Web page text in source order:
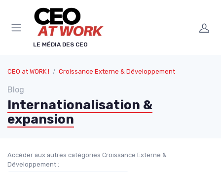
LE MÉDIA DES CEO
CEO at WORK ! Croissance Externe & Développement
Blog
Internationalisation &
expansion
Accéder aux autres catégories Croissance Externe &
Développement :
Panneau de gestion des cookies